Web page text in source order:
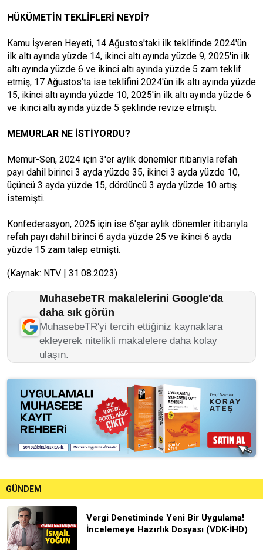
HÜKÜMETİN TEKLİFLERİ NEYDİ?
Kamu İşveren Heyeti, 14 Ağustos'taki ilk teklifinde 2024'ün
ilk altı ayında yüzde 14, ikinci altı ayında yüzde 9, 2025'in ilk
altı ayında yüzde 6 ve ikinci altı ayında yüzde 5 zam teklif
etmiş, 17 Ağustos'ta ise teklifini 2024'ün ilk altı ayında yüzde
15, ikinci altı ayında yüzde 10, 2025'in ilk altı ayında yüzde 6
ve ikinci altı ayında yüzde 5 şeklinde revize etmişti.
MEMURLAR NE İSTİYORDU?
Memur-Sen, 2024 için 3'er aylık dönemler itibarıyla refah
payı dahil birinci 3 ayda yüzde 35, ikinci 3 ayda yüzde 10,
üçüncü 3 ayda yüzde 15, dördüncü 3 ayda yüzde 10 artış
istemişti.
Konfederasyon, 2025 için ise 6'şar aylık dönemler itibarıyla
refah payı dahil birinci 6 ayda yüzde 25 ve ikinci 6 ayda
yüzde 15 zam talep etmişti.
(Kaynak: NTV | 31.08.2023)
MuhasebeTR makalelerini Google'da
daha sık görün
MuhasebeTR'yi tercih ettiğiniz kaynaklara
ekleyerek nitelikli makalelere daha kolay
ulaşın.
GÜNDEM
Vergi Denetiminde Yeni Bir Uygulama!
İncelemeye Hazırlık Dosyası (VDK-İHD)